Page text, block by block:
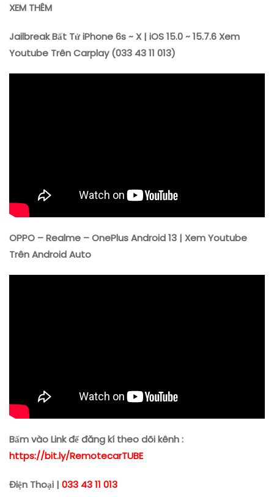
XEM THÊM
Jailbreak Bất Tử iPhone 6s ~ X | iOS 15.0 ~ 15.7.6 Xem
Youtube Trên Carplay (033 43 11 013)
OPPO – Realme – OnePlus Android 13 | Xem Youtube
Trên Android Auto
Bấm vào Link để đăng kí theo dõi kênh :
https://bit.ly/RemotecarTUBE
Điện Thoại | 033 43 11 013